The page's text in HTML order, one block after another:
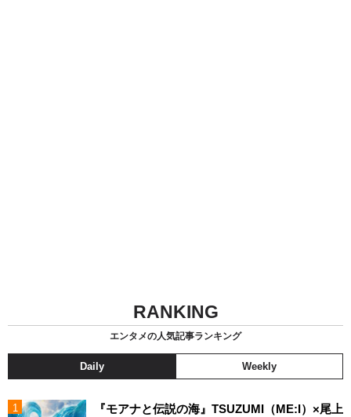
RANKING
エンタメの人気記事ランキング
Daily Weekly
『モアナと伝説の海』TSUZUMI（ME:I）×尾上